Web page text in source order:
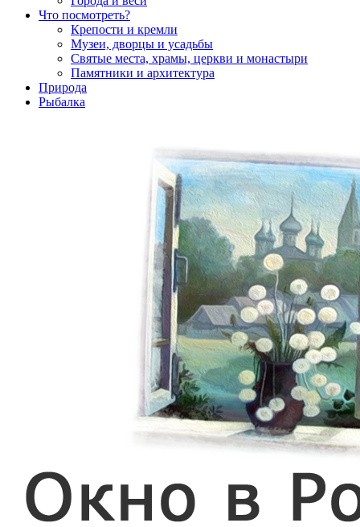
Что посмотреть?
Крепости и кремли
Музеи, дворцы и усадьбы
Святые места, храмы, церкви и монастыри
Памятники и архитектура
Природа
Рыбалка